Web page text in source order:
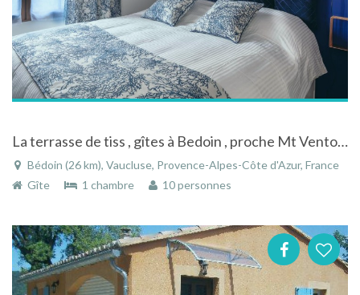
La terrasse de tiss , gîtes à Bedoin , proche Mt Ventoux, en Provence.
Bédoin (26 km), Vaucluse, Provence-Alpes-Côte d'Azur, France
Gîte
1 chambre 10 personnes